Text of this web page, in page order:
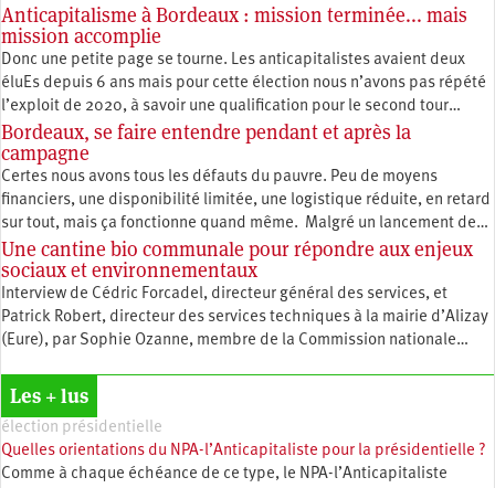
Anticapitalisme à Bordeaux : mission terminée... mais
mission accomplie
Donc une petite page se tourne. Les anticapitalistes avaient deux
éluEs depuis 6 ans mais pour cette élection nous n’avons pas répété
l’exploit de 2020, à savoir une qualification pour le second tour…
Bordeaux, se faire entendre pendant et après la
campagne
Certes nous avons tous les défauts du pauvre. Peu de moyens
financiers, une disponibilité limitée, une logistique réduite, en retard
sur tout, mais ça fonctionne quand même. Malgré un lancement de…
Une cantine bio communale pour répondre aux enjeux
sociaux et environnementaux
Interview de Cédric Forcadel, directeur général des services, et
Patrick Robert, directeur des services techniques à la mairie d’Alizay
(Eure), par Sophie Ozanne, membre de la Commission nationale…
Les + lus
élection présidentielle
Quelles orientations du NPA-l’Anticapitaliste pour la présidentielle ?
Comme à chaque échéance de ce type, le NPA-l’Anticapitaliste